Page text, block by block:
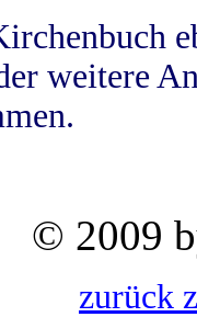
weitere
© 2009
zurück